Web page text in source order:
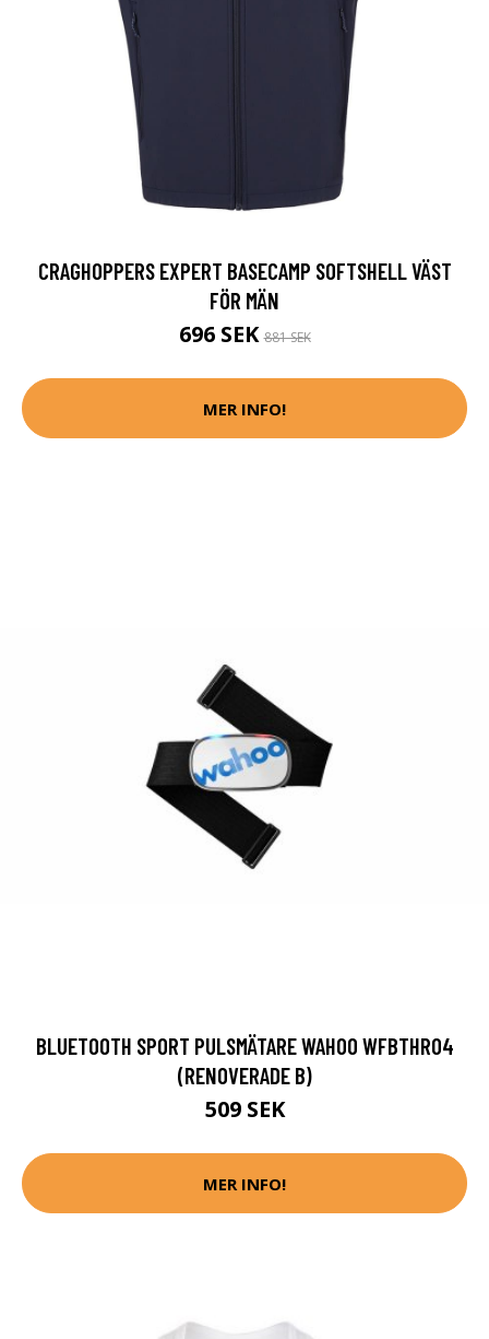
CRAGHOPPERS EXPERT BASECAMP SOFTSHELL VÄST
FÖR MÄN
696 SEK881 SEK
MER INFO!
BLUETOOTH SPORT PULSMÄTARE WAHOO WFBTHR04
(RENOVERADE B)
509 SEK
MER INFO!